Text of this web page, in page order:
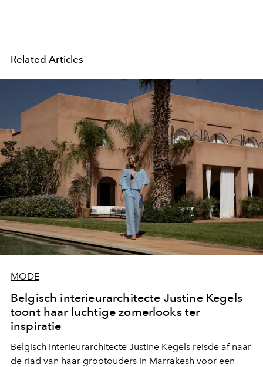
Related Articles
MODE
Belgisch interieurarchitecte Justine Kegels
toont haar luchtige zomerlooks ter
inspiratie
Belgisch interieurarchitecte Justine Kegels reisde af naar
de riad van haar grootouders in Marrakesh voor een